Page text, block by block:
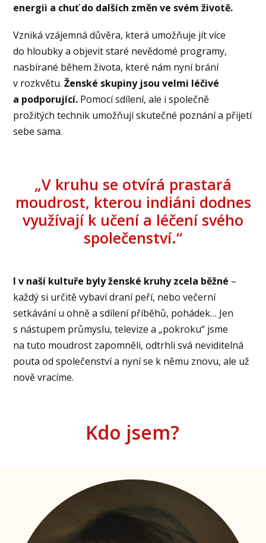
energii a chuť do dalších změn ve svém životě.
Vzniká vzájemná důvěra, která umožňuje jít více
do hloubky a objevit staré nevědomé programy,
nasbírané během života, které nám nyní brání
v rozkvětu.Ženské skupiny jsou velmi léčivé
a podporující. Pomocí sdílení, ale i společně
prožitých technik umožňují skutečné poznání a přijetí
sebe sama.
„V kruhu se otvírá prastará
moudrost, kterou indiáni dodnes
využívají k učení a léčení svého
společenství.“
I v naší kultuře byly ženské kruhy zcela běžné –
každý si určitě vybaví draní peří, nebo večerní
setkávání u ohně a sdílení příběhů, pohádek… Jen
s nástupem průmyslu, televize a „pokroku“ jsme
na tuto moudrost zapomněli, odtrhli svá neviditelná
pouta od společenství a nyní se k němu znovu, ale už
nově vracíme.
Kdo jsem?